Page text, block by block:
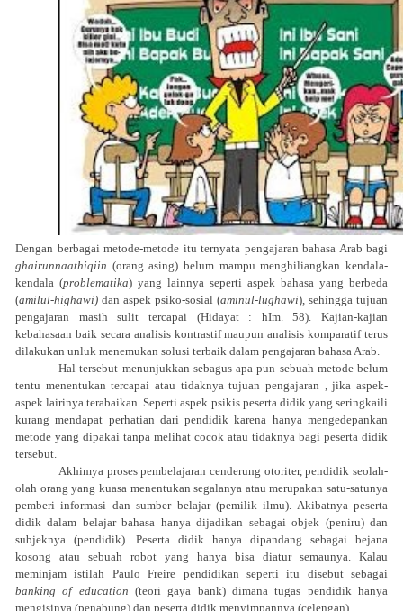
Dengan berbagai metode-metode itu ternyata pengajaran bahasa Arab bagi
ghairunnaathiqiin (orang asing) belum mampu menghiliangkan kendala-
kendala (problematika) yang lainnya seperti aspek bahasa yang berbeda
(amilul-highawi) dan aspek psiko-sosial (aminul-lughawi), sehingga tujuan
pengajaran masih sulit tercapai (Hidayat : hIm. 58). Kajian-kajian
kebahasaan baik secara analisis kontrastif maupun analisis komparatif terus
dilakukan unluk menemukan solusi terbaik dalam pengajaran bahasa Arab.
Hal tersebut menunjukkan sebagus apa pun sebuah metode belum
tentu menentukan tercapai atau tidaknya tujuan pengajaran , jika aspek-
aspek lairinya terabaikan. Seperti aspek psikis peserta didik yang seringkaili
kurang mendapat perhatian dari pendidik karena hanya mengedepankan
metode yang dipakai tanpa melihat cocok atau tidaknya bagi peserta didik
tersebut.
Akhimya proses pembelajaran cenderung otoriter, pendidik seolah-
olah orang yang kuasa menentukan segalanya atau merupakan satu-satunya
pemberi informasi dan sumber belajar (pemilik ilmu). Akibatnya peserta
didik dalam belajar bahasa hanya dijadikan sebagai objek (peniru) dan
subjeknya (pendidik). Peserta didik hanya dipandang sebagai bejana
kosong atau sebuah robot yang hanya bisa diatur semaunya. Kalau
meminjam istilah Paulo Freire pendidikan seperti itu disebut sebagai
banking of education (teori gaya bank) dimana tugas pendidik hanya
mengisinya (penabung) dan peserta didik menyimpannya (celengan)